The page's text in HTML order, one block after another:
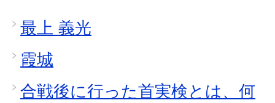
最上 義光
霞城
合戦後に行った首実検とは、何